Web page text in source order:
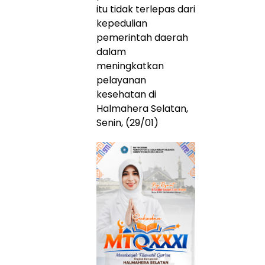
itu tidak terlepas dari
kepedulian
pemerintah daerah
dalam
meningkatkan
pelayanan
kesehatan di
Halmahera Selatan,
Senin, (29/01)